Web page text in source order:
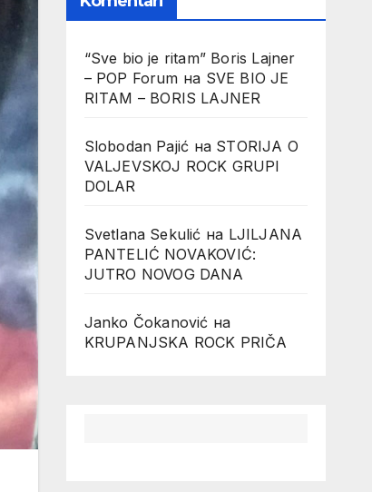
“Sve bio je ritam” Boris Lajner
– POP Forum на SVE BIO JE
RITAM – BORIS LAJNER
Slobodan Pajić на STORIJA O
VALJEVSKOJ ROCK GRUPI
DOLAR
Svetlana Sekulić на LJILJANA
PANTELIĆ NOVAKOVIĆ:
JUTRO NOVOG DANA
Janko Čokanović на
KRUPANJSKA ROCK PRIČA